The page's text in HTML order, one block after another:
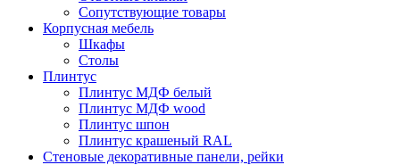
Сопутствующие товары
Корпусная мебель
Шкафы
Столы
Плинтус
Плинтус МДФ белый
Плинтус МДФ wood
Плинтус шпон
Плинтус крашеный RAL
Стеновые декоративные панели, рейки